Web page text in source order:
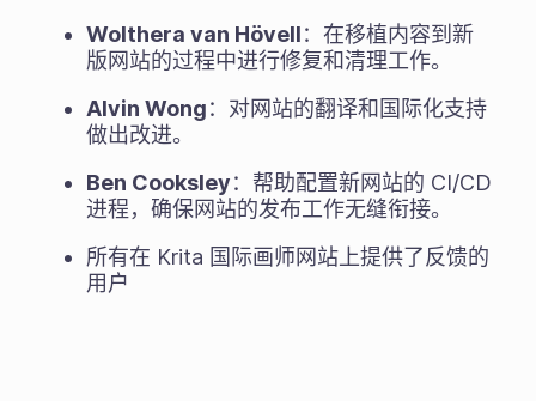
Wolthera van Hövell：在移植内容到新
版网站的过程中进行修复和清理工作。
Alvin Wong：对网站的翻译和国际化支持
做出改进。
Ben Cooksley：帮助配置新网站的 CI/CD
进程，确保网站的发布工作无缝衔接。
所有在 Krita 国际画师网站上提供了反馈的
用户